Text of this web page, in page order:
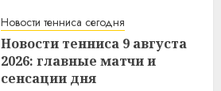
Новости тенниса сегодня
Новости тенниса 9 августа
2026: главные матчи и
сенсации дня